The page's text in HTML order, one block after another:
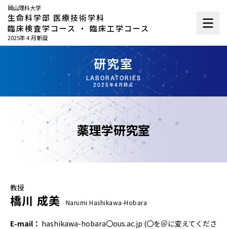
岡山理科大学
生命科学部 医療技術学科
臨床検査学コース ・ 臨床工学コース
2025年４月新設
研究室
LABORATORIES
2025年4月時点
薬理学研究室
教授
橋川 成美 Narumi Hashikawa-Hobara
E-mail： hashikawa-hobara〇ous.ac.jp (〇を＠に変えてくださ